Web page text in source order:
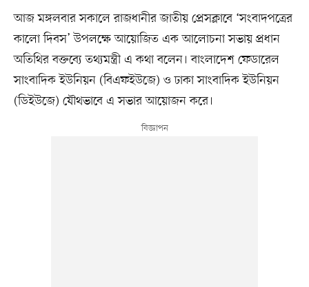
আজ মঙ্গলবার সকালে রাজধানীর জাতীয় প্রেসক্লাবে ‘সংবাদপত্রের
কালো দিবস’ উপলক্ষে আয়োজিত এক আলোচনা সভায় প্রধান
অতিথির বক্তব্যে তথ্যমন্ত্রী এ কথা বলেন। বাংলাদেশ ফেডারেল
সাংবাদিক ইউনিয়ন (বিএফইউজে) ও ঢাকা সাংবাদিক ইউনিয়ন
(ডিইউজে) যৌথভাবে এ সভার আয়োজন করে।